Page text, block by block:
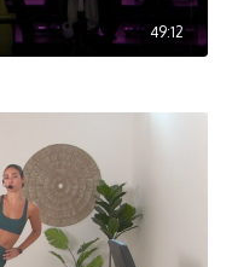
49:12